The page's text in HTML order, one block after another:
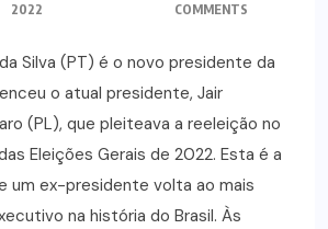
2022
COMMENTS
Silva (PT) é o novo presidente da
o atual presidente, Jair
(PL), que pleiteava a reeleição no
Eleições Gerais de 2022. Esta é a
um ex-presidente volta ao mais
na história do Brasil. Às